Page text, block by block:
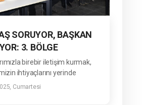
SORUYOR, BAŞKAN
3. BÖLGE
birebir iletişim kurmak,
ihtiyaçlarını yerinde
ve çözüm üretmek amacıyla
Cumartesi